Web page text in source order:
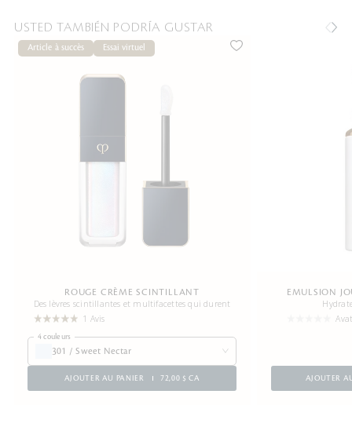
USTED TAMBIÉN PODRÍA GUSTAR
Article à succès Essai virtuel
ROUGE CRÈME SCINTILLANT
Des lèvres scintillantes et multifacettes qui durent
1 Avis
4 couleurs
301 / Sweet Nectar
AJOUTER AU PANIER 72,00 $ CA
EMULSION
AJOUTER